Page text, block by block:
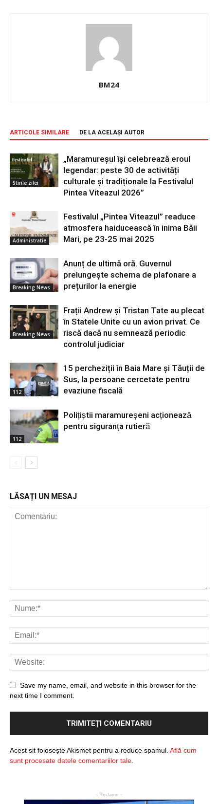
BM24
ARTICOLE SIMILARE DE LA ACELAȘI AUTOR
Stirile zilei
„Maramureșul își celebrează eroul
legendar: peste 30 de activități
culturale și tradiționale la Festivalul
Pintea Viteazul 2026”
Administratie
Festivalul „Pintea Viteazul” readuce
atmosfera haiducească în inima Băii
Mari, pe 23-25 mai 2025
Breaking News
Anunț de ultimă oră. Guvernul
prelungește schema de plafonare a
prețurilor la energie
Breaking News
Frații Andrew și Tristan Tate au plecat
în Statele Unite cu un avion privat. Ce
riscă dacă nu semnează periodic
controlul judiciar
112
15 percheziții în Baia Mare și Tăuții de
Sus, la persoane cercetate pentru
evaziune fiscală
112
Polițiștii maramureșeni acționează
pentru siguranța rutieră
LĂSAȚI UN MESAJ
Save my name, email, and website in this browser for the
next time I comment.
Acest sit folosește Akismet pentru a reduce spamul. Află cum
sunt procesate datele comentariilor tale.
- Reclame -